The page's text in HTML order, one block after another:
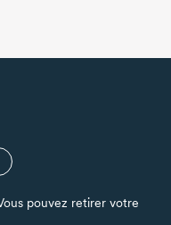
pouvez retirer votre